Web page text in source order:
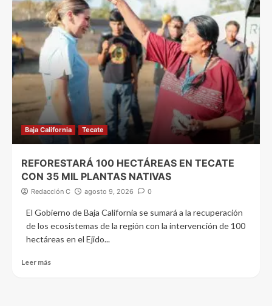
Baja California Tecate
REFORESTARÁ 100 HECTÁREAS EN TECATE
CON 35 MIL PLANTAS NATIVAS
Redacción C agosto 9, 2026 0
El Gobierno de Baja California se sumará a la recuperación
de los ecosistemas de la región con la intervención de 100
hectáreas en el Ejido...
Leer más